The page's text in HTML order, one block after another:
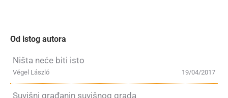
Od istog autora
Ništa neće biti isto
19/04/2017
Végel László
Suvišni građanin suvišnog grada